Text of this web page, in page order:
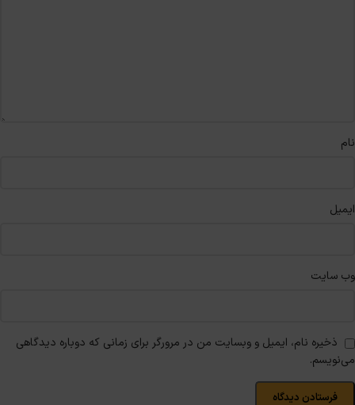
نام
ایمیل
وب‌ سایت
ذخیره نام، ایمیل و وبسایت من در مرورگر برای زمانی که دوباره دیدگاهی
می‌نویسم.